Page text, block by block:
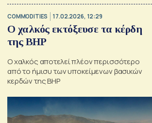
COMMODITIES 17.02.2026, 12:29
Ο χαλκός εκτόξευσε τα κέρδη
της BHP
Ο χαλκός αποτελεί πλέον περισσότερο
από το ήμισυ των υποκείμενων βασικών
κερδών της BHP